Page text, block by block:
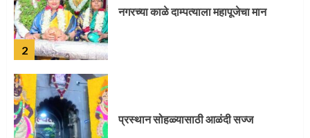
3
प्रस्थान सोहळ्यासाठी आळंदी सज्ज
संत दासगणू महाराज पुण्यतिथी